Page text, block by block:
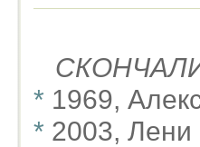
* 1969,
* 2003,